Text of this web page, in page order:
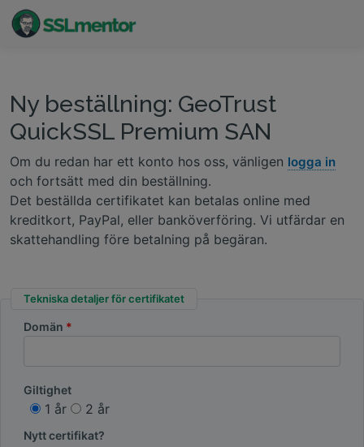
internetprojekt.
Ny beställning: GeoTrust
QuickSSL Premium SAN
Om du redan har ett konto hos oss, vänligen logga in
och fortsätt med din beställning.
Det beställda certifikatet kan betalas online med
kreditkort, PayPal, eller banköverföring. Vi utfärdar en
skattehandling före betalning på begäran.
Tekniska detaljer för certifikatet
Domän
Giltighet
1 år 2 år
Nytt certifikat?